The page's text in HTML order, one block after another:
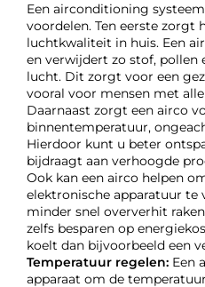
Een airconditioning
voordelen. Ten eerste zorgt
luchtkwaliteit in huis. Een
en verwijdert zo stof, pollen
lucht. Dit zorgt voor een
vooral voor mensen met
Daarnaast zorgt een airco
binnentemperatuur,
Hierdoor kunt u beter
bijdraagt aan verhoogde
Ook kan een airco helpen
elektronische apparatuur te
minder snel oververhit
zelfs besparen op
koelt dan bijvoorbeeld een
Temperatuur regelen: Een
apparaat om de